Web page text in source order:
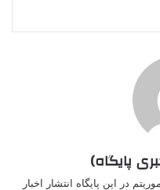
پایگاه)
در این پایگاه انتشار اخبار